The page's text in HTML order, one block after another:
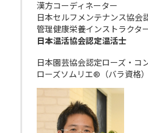
漢方コーディネーター
日本セルフメンテナンス協会
管理健康栄養インストラクタ
日本温活協会認定温活士
日本園芸協会認定ローズ・コ
ローズソムリエ®（バラ資格）